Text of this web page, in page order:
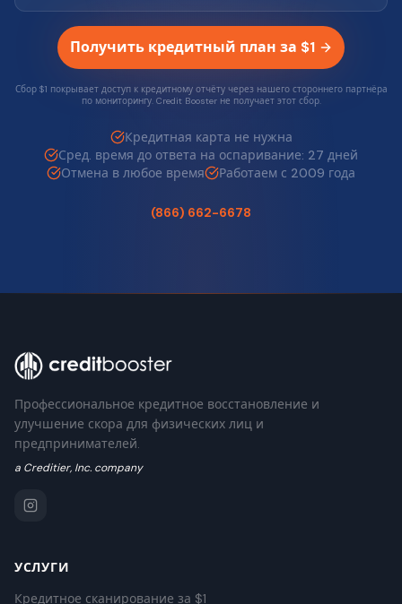
Получить кредитный план за $1
Сбор $1 покрывает доступ к кредитному отчёту через нашего стороннего партнёра
по мониторингу. Credit Booster не получает этот сбор.
Кредитная карта не нужна
Сред. время до ответа на оспаривание: 27 дней
Отмена в любое время
Работаем с 2009 года
(866) 662-6678
Профессиональное кредитное восстановление и
улучшение скора для физических лиц и
предпринимателей.
a Creditier, Inc. company
УСЛУГИ
Кредитное сканирование за $1